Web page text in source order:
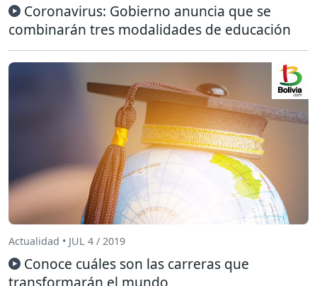
Coronavirus: Gobierno anuncia que se
combinarán tres modalidades de educación
Actualidad • JUL 4 / 2019
Conoce cuáles son las carreras que
transformarán el mundo